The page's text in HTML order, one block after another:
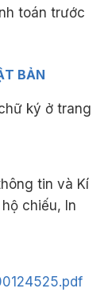
toán trước
BẢN
ký ở trang
tin và Kí
chiếu, In